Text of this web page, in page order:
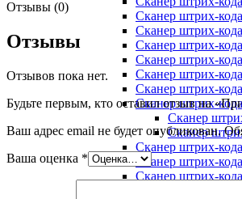
Сканер штрих-
Сканер штрих-
Сканер штрих-
Сканер штрих-
Сканер штрих-
Сканер штрих-
Сканер штрих-
Сканер
Сканер
Сканер штрих-
Сканер штрих-
Сканер штрих-
Отзывы (0)
Отзывы
Отзывов пока нет.
Будьте первым, кто оставил отзыв на
Ваш адрес email не будет опубликован.
Ваша оценка *